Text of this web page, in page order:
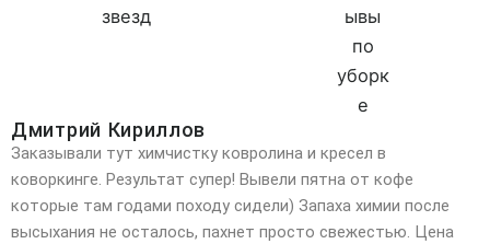
Дмитрий Кириллов
Заказывали тут химчистку ковролина и кресел в
коворкинге. Результат супер! Вывели пятна от кофе
которые там годами походу сидели) Запаха химии после
высыхания не осталось, пахнет просто свежестью. Цена